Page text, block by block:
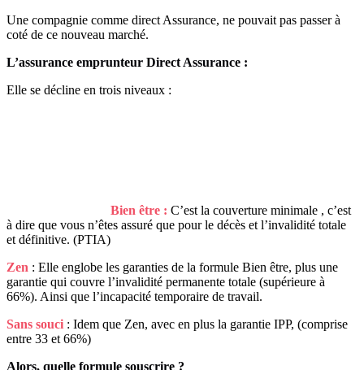
Une compagnie comme direct Assurance, ne pouvait pas passer à
coté de ce nouveau marché.
L’assurance emprunteur Direct Assurance :
Elle se décline en trois niveaux :
Bien être : C’est la couverture minimale , c’est
à dire que vous n’êtes assuré que pour le décès et l’invalidité totale
et définitive. (PTIA)
Zen : Elle englobe les garanties de la formule Bien être, plus une
garantie qui couvre l’invalidité permanente totale (supérieure à
66%). Ainsi que l’incapacité temporaire de travail.
Sans souci : Idem que Zen, avec en plus la garantie IPP, (comprise
entre 33 et 66%)
Alors, quelle formule souscrire ?